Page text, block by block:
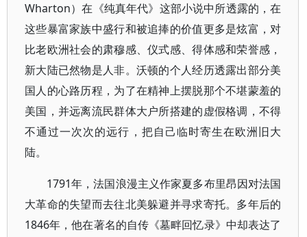
Wharton）在《纯真年代》这部小说中所透露的，在
这些暴富家族中盛行和被追捧的价值更多是炫富，对
比老欧洲社会的肃穆感、仪式感、得体感和荣誉感，
新大陆已然物是人非。沃顿的个人经历透露出部分美
国人的心路历程，为了在精神上摆脱那个不堪蒙羞的
美国，并远离流民群体大户所搭建的虚假格调，不得
不通过一次次的远行，把自己临时寄生在欧洲旧大
陆。
1791年，法国浪漫主义作家夏多布里昂因对法国
大革命的失望而去往北美躲避并寻求寄托。多年后的
1846年，他在著名的自传《墓畔回忆录》中却表达了